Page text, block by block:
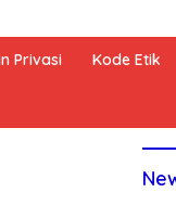
Privasi Kode Etik